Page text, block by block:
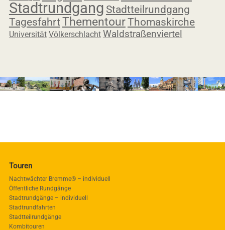
Stadtrundgang Stadtteilrundgang
Tagesfahrt ThementourThomaskirche
Universität Völkerschlacht Waldstraßenviertel
Touren
Nachtwächter Bremme® – individuell
Öffentliche Rundgänge
Stadtrundgänge – individuell
Stadtrundfahrten
Stadtteilrundgänge
Kombitouren